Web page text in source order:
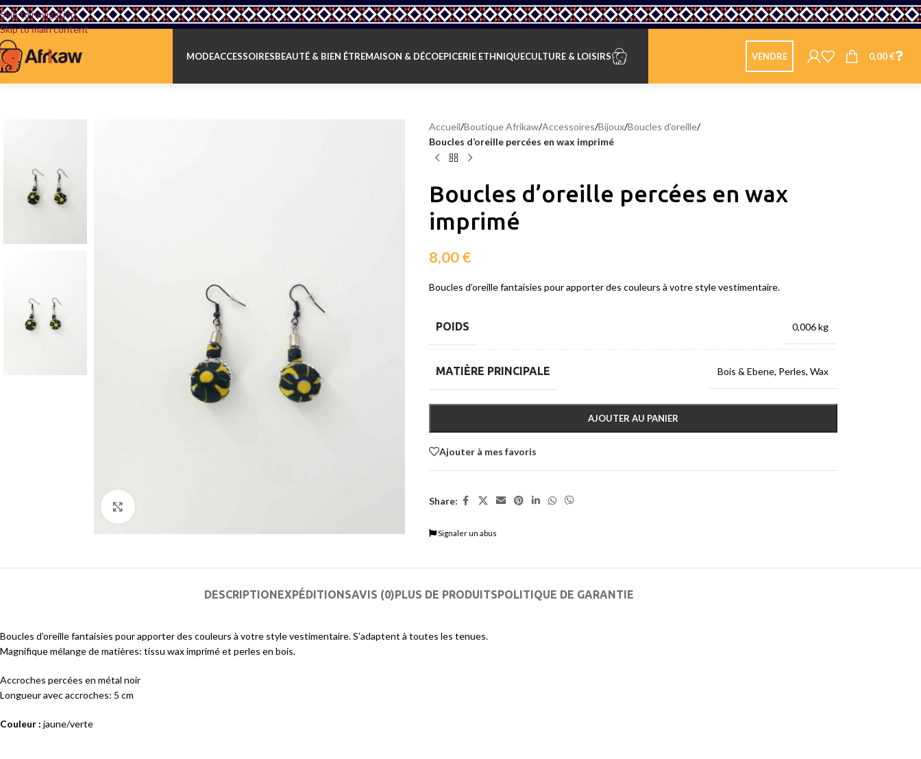
Skip to navigation
Skip to main content
MODEACCESSOIRESBEAUTÉ & BIEN ÊTREMAISON & DÉCOEPICERIE ETHNIQUECULTURE & LOISIRS VENDRE 0,00€
Accueil/Boutique Afrikaw/Accessoires/Bijoux/Boucles d'oreille/
Boucles d’oreille percées en wax imprimé
Boucles d’oreille percées en wax
imprimé
8,00€
Boucles d’oreille fantaisies pour apporter des couleurs à votre style vestimentaire.
POIDS 0,006 kg
MATIÈRE PRINCIPALE Bois & Ebene, Perles, Wax
AJOUTER AU PANIER
Ajouter à mes favoris
Share:
Signaler un abus
DESCRIPTIONEXPÉDITIONSAVIS (0)PLUS DE PRODUITSPOLITIQUE DE GARANTIE
Boucles d’oreille fantaisies pour apporter des couleurs à votre style vestimentaire. S’adaptent à toutes les tenues.
Magnifique mélange de matières: tissu wax imprimé et perles en bois.
Accroches percées en métal noir
Longueur avec accroches: 5 cm
Couleur : jaune/verte